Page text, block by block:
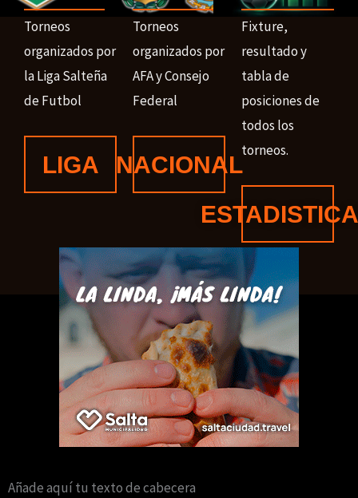
Torneos
organizados por
la Liga Salteña
de Futbol
LIGA
Torneos
organizados por
AFA y Consejo
Federal
NACIONAL
Fixture,
resultado y
tabla de
posiciones de
todos los
torneos.
Añade aquí tu texto de cabecera